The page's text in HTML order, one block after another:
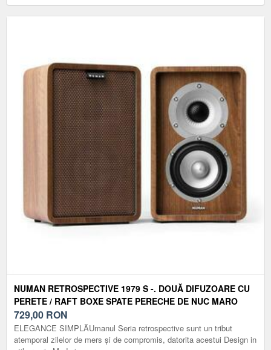
NUMAN RETROSPECTIVE 1979 S -. DOUĂ DIFUZOARE CU
PERETE / RAFT BOXE SPATE PERECHE DE NUC MARO
CAPAC INCL
729,00 RON
ELEGANCE SIMPLĂUmanul Seria retrospective sunt un tribut
atemporal zilelor de mers și de compromis, datorita acestui Design in